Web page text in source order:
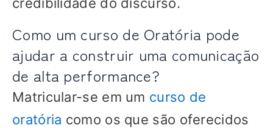
Como um curso de Oratória pode
ajudar a construir uma comunicação
de alta performance?
Matricular-se em um curso de
oratória como os que são oferecidos